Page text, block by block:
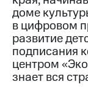
МТС
о
доме
в цифровом
развитие
подписания
центром
знает вся